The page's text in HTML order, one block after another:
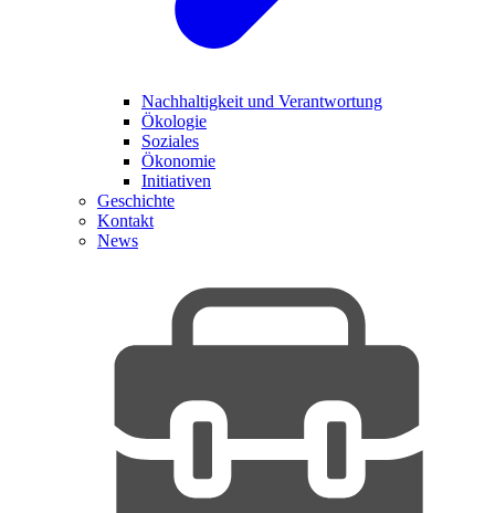
Nachhaltigkeit und Verantwortung
Ökologie
Soziales
Ökonomie
Initiativen
Geschichte
Kontakt
News